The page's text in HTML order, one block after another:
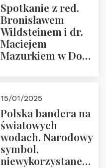
Spotkanie z red.
Bronisławem
Wildsteinem i dr.
Maciejem
Mazurkiem w Domu
Prowadzi prof.
Zbigniew
Stawrowski
15/01/2025
Polska bandera na
światowych
wodach. Narodowy
symbol,
niewykorzystane